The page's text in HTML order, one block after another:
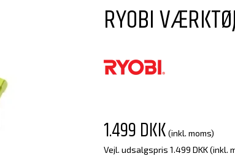
RYOBI
1.499 DKK (inkl. moms)
Vejl. udsalgspris 1.499 DKK(inkl.